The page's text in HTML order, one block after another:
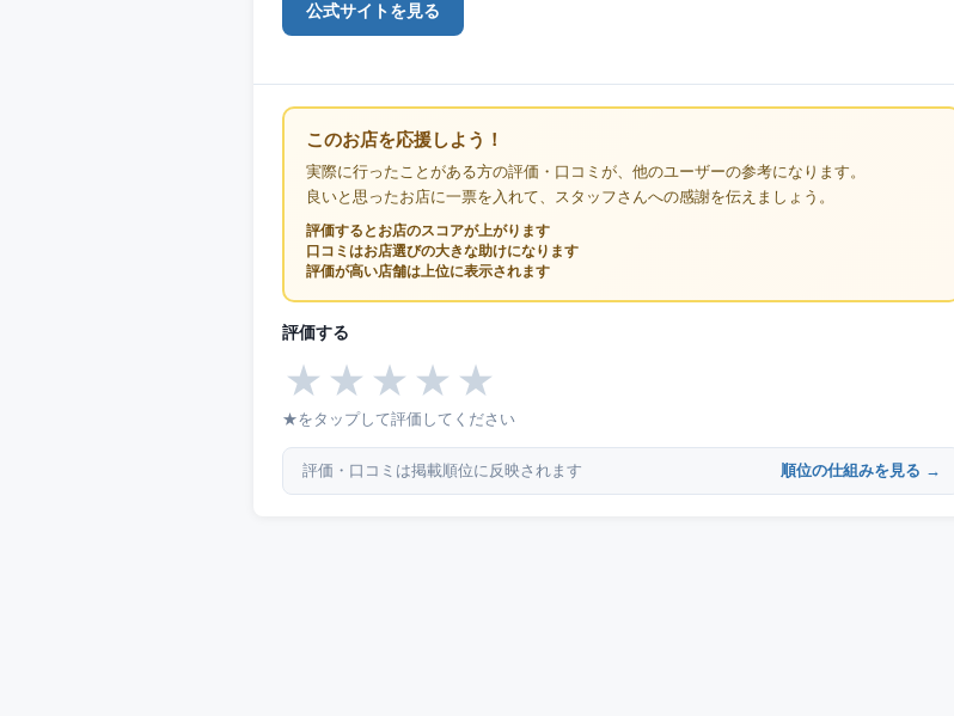
公式サイトを見る
このお店を応援しよう！
実際に行ったことがある方の評価・口コミが、他のユーザーの参考になります。
良いと思ったお店に一票を入れて、スタッフさんへの感謝を伝えましょう。
評価するとお店のスコアが上がります
口コミはお店選びの大きな助けになります
評価が高い店舗は上位に表示されます
評価する
★ ★ ★ ★ ★
★をタップして評価してください
評価・口コミは掲載順位に反映されます 順位の仕組みを見る →